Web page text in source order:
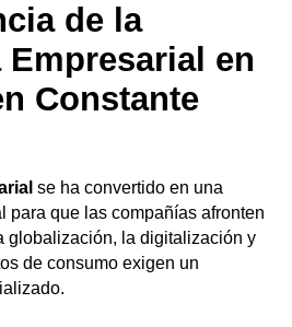
de la
en
Constante
se ha convertido en una
para que las compañías afronten
globalización, la digitalización y
de consumo exigen un